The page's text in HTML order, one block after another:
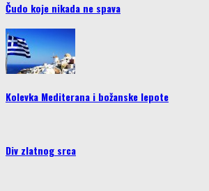
Čudo koje nikada ne spava
Kolevka Mediterana i božanske lepote
Div zlatnog srca